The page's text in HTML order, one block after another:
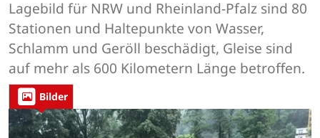
Lagebild für NRW und Rheinland-Pfalz sind 80
Stationen und Haltepunkte von Wasser,
Schlamm und Geröll beschädigt, Gleise sind
auf mehr als 600 Kilometern Länge betroffen.
Bilder